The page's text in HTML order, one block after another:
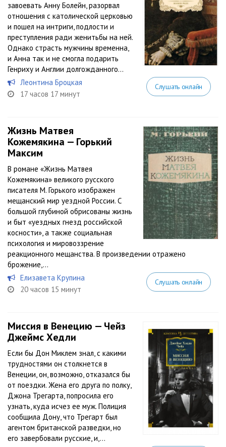
завоевать Анну Болейн, разорвал
отношения с католической церковью
и пошел на интриги, подлости и
преступления ради женитьбы на ней.
Однако страсть мужчины временна,
и Анна так и не смогла подарить
Генриху и Англии долгожданного...
Леонтина Броцкая
17 часов 17 минут
Слушать онлайн
Жизнь Матвея
Кожемякина — Горький
Максим
В романе «Жизнь Матвея
Кожемякина» великого русского
писателя М. Горького изображен
мещанский мир уездной России. С
большой глубиной обрисованы жизнь
и быт «уездных гнезд российской
косности», а также социальная
психология и мировоззрение
реакционного мещанства. В произведении отражено
брожение,...
Елизавета Крупина
20 часов 15 минут
Слушать онлайн
Миссия в Венецию — Чейз
Джеймс Хедли
Если бы Дон Миклем знал, с какими
трудностями он столкнется в
Венеции, он, возможно, отказался бы
от поездки. Жена его друга по полку,
Джона Трегарта, попросила его
узнать, куда исчез ее муж. Полиция
сообщила Дону, что Трегарт был
агентом британской разведки, но
его завербовали русские, и,...